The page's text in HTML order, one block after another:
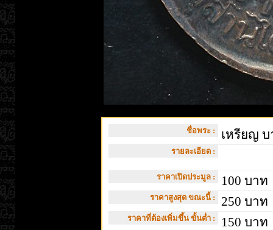
ชื่อพระ : เหรียญ บ
รายละเอียด :
ราคาเปิดประมูล : 100 บาท
ราคาสูงสุด ขณะนี้ : 250 บาท
ราคาที่ต้องเพิ่มขึ้น ขั้นต่ำ : 150 บาท